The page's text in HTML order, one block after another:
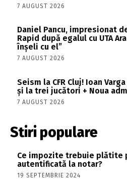
7 AUGUST 2026
Daniel Pancu, impresionat
Rapid după egalul cu UTA
înșeli cu el”
7 AUGUST 2026
Seism la CFR Cluj! Ioan
și la trei jucători + Noua
7 AUGUST 2026
Stiri populare
Ce impozite trebuie plătite
autentificată la notar?
19 SEPTEMBRIE 2024